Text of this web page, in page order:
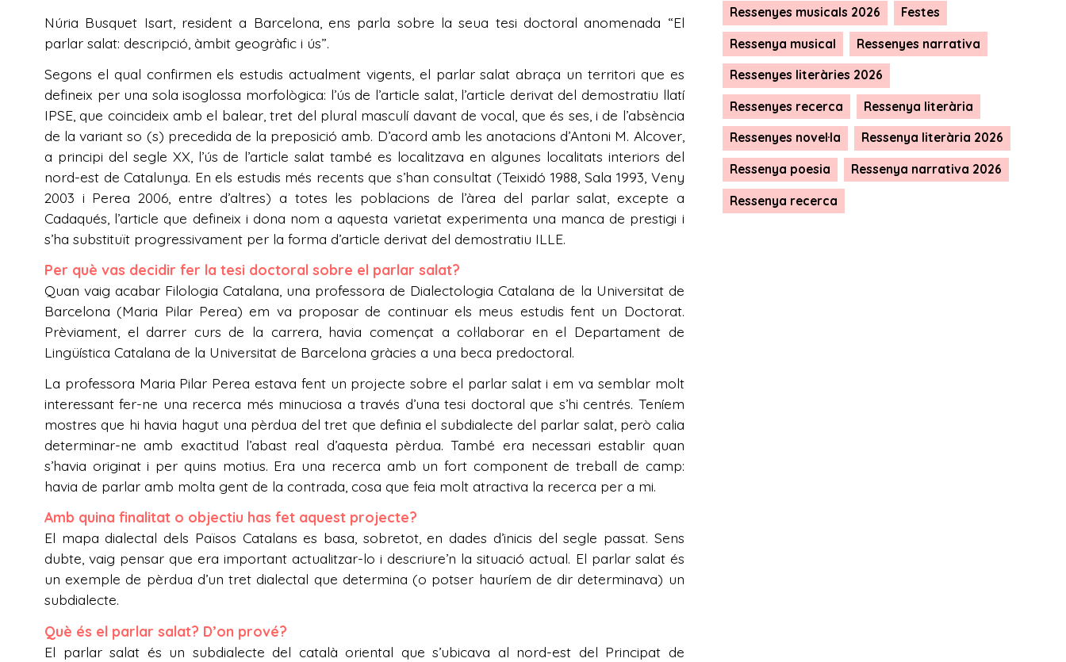
Núria Busquet Isart, resident a Barcelona, ens parla sobre la seua tesi doctoral anomenada “El
parlar salat: descripció, àmbit geogràfic i ús”.
Segons el qual confirmen els estudis actualment vigents, el parlar salat abraça un territori que es
defineix per una sola isoglossa morfològica: l’ús de l’article salat, l’article derivat del demostratiu llatí
IPSE, que coincideix amb el balear, tret del plural masculí davant de vocal, que és ses, i de l’absència
de la variant so (s) precedida de la preposició amb. D’acord amb les anotacions d’Antoni M. Alcover,
a principi del segle XX, l’ús de l’article salat també es localitzava en algunes localitats interiors del
nord-est de Catalunya. En els estudis més recents que s’han consultat (Teixidó 1988, Sala 1993, Veny
2003 i Perea 2006, entre d’altres) a totes les poblacions de l’àrea del parlar salat, excepte a
Cadaqués, l’article que defineix i dona nom a aquesta varietat experimenta una manca de prestigi i
s’ha substituït progressivament per la forma d’article derivat del demostratiu ILLE.
Per què vas decidir fer la tesi doctoral sobre el parlar salat?
Quan vaig acabar Filologia Catalana, una professora de Dialectologia Catalana de la Universitat de
Barcelona (Maria Pilar Perea) em va proposar de continuar els meus estudis fent un Doctorat.
Prèviament, el darrer curs de la carrera, havia començat a col·laborar en el Departament de
Lingüística Catalana de la Universitat de Barcelona gràcies a una beca predoctoral.
La professora Maria Pilar Perea estava fent un projecte sobre el parlar salat i em va semblar molt
interessant fer-ne una recerca més minuciosa a través d’una tesi doctoral que s’hi centrés. Teníem
mostres que hi havia hagut una pèrdua del tret que definia el subdialecte del parlar salat, però calia
determinar-ne amb exactitud l’abast real d’aquesta pèrdua. També era necessari establir quan
s’havia originat i per quins motius. Era una recerca amb un fort component de treball de camp:
havia de parlar amb molta gent de la contrada, cosa que feia molt atractiva la recerca per a mi.
Amb quina finalitat o objectiu has fet aquest projecte?
El mapa dialectal dels Països Catalans es basa, sobretot, en dades d’inicis del segle passat. Sens
dubte, vaig pensar que era important actualitzar-lo i descriure’n la situació actual. El parlar salat és
un exemple de pèrdua d’un tret dialectal que determina (o potser hauríem de dir determinava) un
subdialecte.
Què és el parlar salat? D’on prové?
El parlar salat és un subdialecte del català oriental que s’ubicava al nord-est del Principat de
Ressenyes musicals 2026 Festes
Ressenya musical Ressenyes narrativa
Ressenyes literàries 2026
Ressenyes recerca Ressenya literària
Ressenyes novel·la Ressenya literària 2026
Ressenya poesia Ressenya narrativa 2026
Ressenya recerca